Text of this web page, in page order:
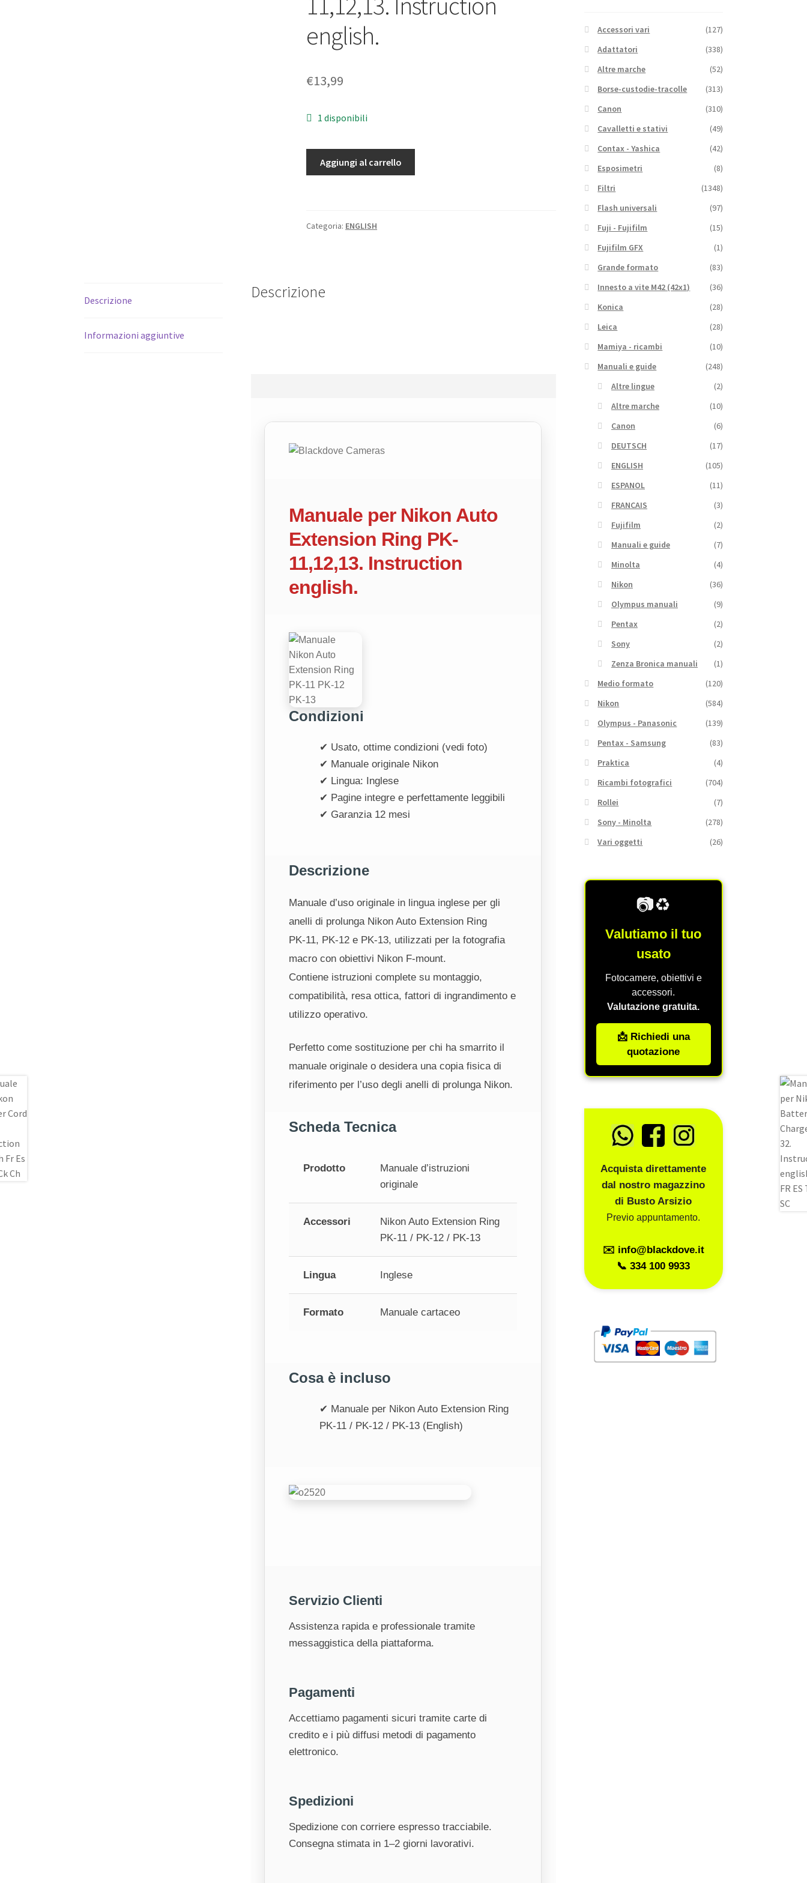
english.
€13,99
1 disponibili
Ring
english.
Aggiungi al carrello
Categoria: ENGLISH
Descrizione
Informazioni aggiuntive
Descrizione
Manuale per Nikon Auto
Extension Ring PK-
11,12,13. Instruction
english.
Condizioni
✔ Usato, ottime condizioni (vedi foto)
✔ Manuale originale Nikon
✔ Lingua: Inglese
✔ Pagine integre e perfettamente leggibili
✔ Garanzia 12 mesi
Descrizione
Manuale d’uso originale in lingua inglese per gli
anelli di prolunga Nikon Auto Extension Ring
PK‑11, PK‑12 e PK‑13, utilizzati per la fotografia
macro con obiettivi Nikon F‑mount.
Contiene istruzioni complete su montaggio,
compatibilità, resa ottica, fattori di ingrandimento e
utilizzo operativo.
Perfetto come sostituzione per chi ha smarrito il
manuale originale o desidera una copia fisica di
riferimento per l’uso degli anelli di prolunga Nikon.
Scheda Tecnica
Prodotto
Manuale d’istruzioni
originale
Accessori
Nikon Auto Extension Ring
PK‑11 / PK‑12 / PK‑13
Lingua Inglese
Formato Manuale cartaceo
Cosa è incluso
✔ Manuale per Nikon Auto Extension Ring
PK‑11 / PK‑12 / PK‑13 (English)
Servizio Clienti
Assistenza rapida e professionale tramite
messaggistica della piattaforma.
Pagamenti
Accettiamo pagamenti sicuri tramite carte di
credito e i più diffusi metodi di pagamento
elettronico.
Spedizioni
Spedizione con corriere espresso tracciabile.
Consegna stimata in 1–2 giorni lavorativi.
Accessori vari
(127)
Adattatori
(338)
Altre marche
(52)
Borse-custodie-tracolle
(313)
Canon
(310)
Cavalletti e stativi
(49)
Contax - Yashica
(42)
Esposimetri
(8)
Filtri
(1348)
Flash universali
(97)
Fuji - Fujifilm
(15)
Fujifilm GFX
(1)
Grande formato
(83)
Innesto a vite M42 (42x1)
(36)
Konica
(28)
Leica
(28)
Mamiya - ricambi
(10)
Manuali e guide
(248)
Altre lingue
(2)
Altre marche
(10)
Canon
(6)
DEUTSCH
(17)
ENGLISH
(105)
ESPANOL
(11)
FRANCAIS
(3)
Fujifilm
(2)
Manuali e guide
(7)
Minolta
(4)
Nikon
(36)
Olympus manuali
(9)
Pentax
(2)
Sony
(2)
Zenza Bronica manuali
(1)
Medio formato
(120)
Nikon
(584)
Olympus - Panasonic
(139)
Pentax - Samsung
(83)
Praktica
(4)
Ricambi fotografici
(704)
Rollei
(7)
Sony - Minolta
(278)
Vari oggetti
(26)
📷♻️
Valutiamo il tuo
usato
Fotocamere, obiettivi e
accessori.
Valutazione gratuita.
📩 Richiedi una
quotazione
Acquista direttamente
dal nostro magazzino
di Busto Arsizio
Previo appuntamento.
✉️ info@blackdove.it
📞 334 100 9933